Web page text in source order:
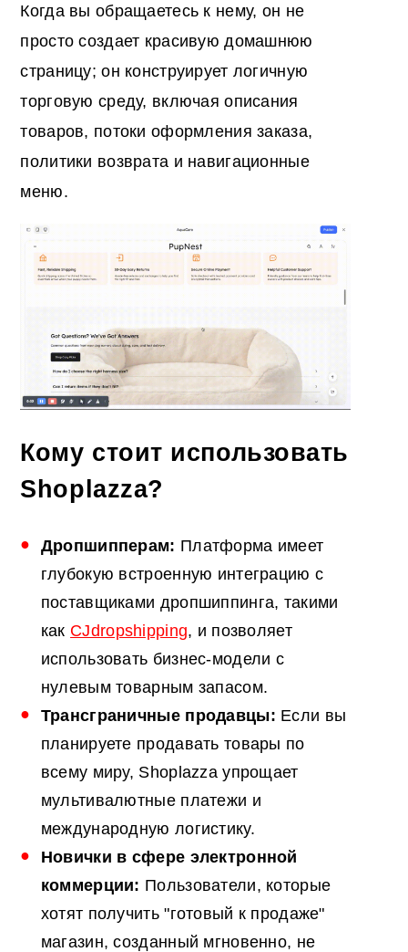
Когда вы обращаетесь к нему, он не
просто создает красивую домашнюю
страницу; он конструирует логичную
торговую среду, включая описания
товаров, потоки оформления заказа,
политики возврата и навигационные
меню.
Кому стоит использовать
Shoplazza?
Дропшипперам: Платформа имеет
глубокую встроенную интеграцию с
поставщиками дропшиппинга, такими
как CJdropshipping, и позволяет
использовать бизнес-модели с
нулевым товарным запасом.
Трансграничные продавцы: Если вы
планируете продавать товары по
всему миру, Shoplazza упрощает
мультивалютные платежи и
международную логистику.
Новички в сфере электронной
коммерции: Пользователи, которые
хотят получить "готовый к продаже"
магазин, созданный мгновенно, не